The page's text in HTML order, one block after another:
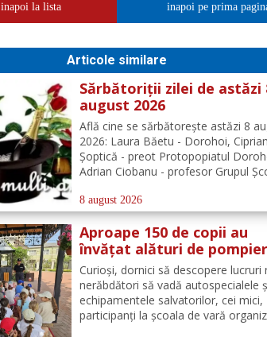
inapoi la lista inapoi pe prima
Articole similare
Sărbătoriții zilei de astăzi
august 2026
Află cine se sărbătoreşte astăzi 8
2026: Laura Băetu - Dorohoi, Ciprian
Șoptică - preot Protopopiatul
Adrian Ciobanu - profesor Grupul
Bompa - medic de familie comuna
Câmpului. Redacția Dorohoi News
tuturor La mulți ani!...
8 august 2026
Aproape 150 de copii au
învățat alături de
botoșăneni, că siguranța
începe cu un gest simplu
Curioși, dornici să descopere lucruri
nerăbdători să vadă autospecialele
echipamentele salvatorilor, cei mici,
participanți la școala de vară